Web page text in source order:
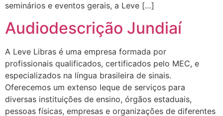
seminários e eventos gerais, a Leve […]
Audiodescrição Jundiaí
A Leve Libras é uma empresa formada por
profissionais qualificados, certificados pelo MEC, e
especializados na língua brasileira de sinais.
Oferecemos um extenso leque de serviços para
diversas instituições de ensino, órgãos estaduais,
pessoas físicas, empresas e organizações de diferentes